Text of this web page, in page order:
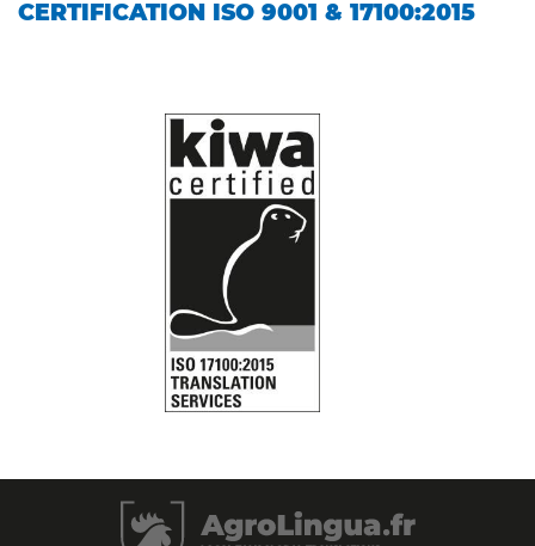
CERTIFICATION ISO 9001 & 17100:2015